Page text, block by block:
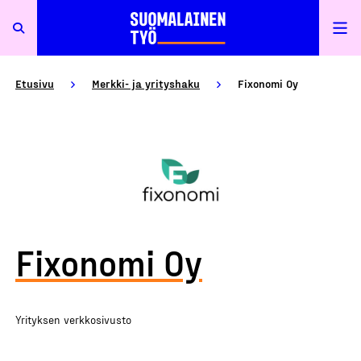
Etusivu Merkki- ja yrityshaku Fixonomi Oy
Fixonomi Oy
Yrityksen verkkosivusto